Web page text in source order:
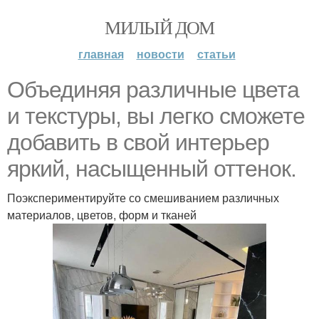
МИЛЫЙ ДОМ
главная новости статьи
Объединяя различные цвета
и текстуры, вы легко сможете
добавить в свой интерьер
яркий, насыщенный оттенок.
Поэкспериментируйте со смешиванием различных
материалов, цветов, форм и тканей